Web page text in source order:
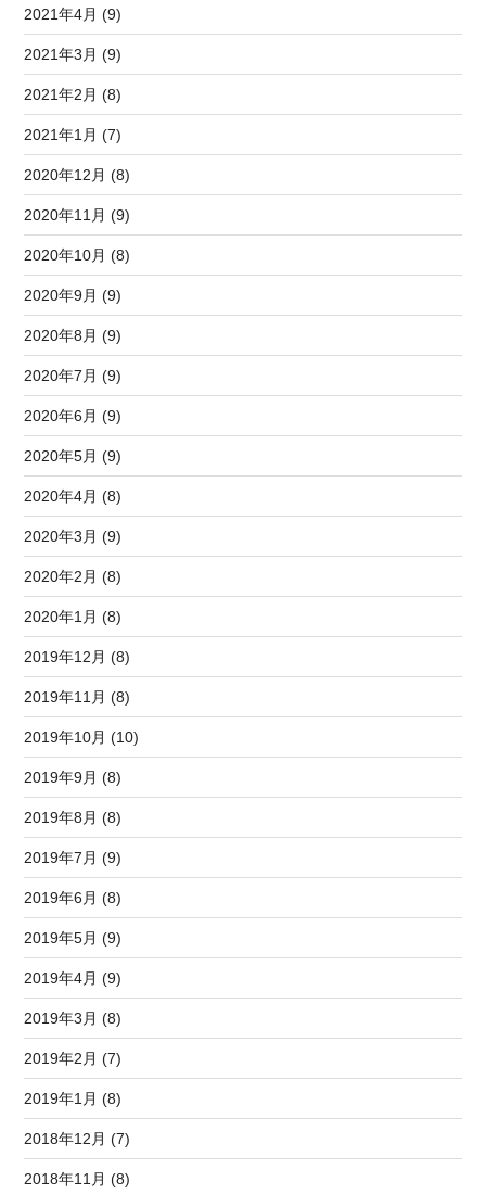
2021年4月 (9)
2021年3月 (9)
2021年2月 (8)
2021年1月 (7)
2020年12月 (8)
2020年11月 (9)
2020年10月 (8)
2020年9月 (9)
2020年8月 (9)
2020年7月 (9)
2020年6月 (9)
2020年5月 (9)
2020年4月 (8)
2020年3月 (9)
2020年2月 (8)
2020年1月 (8)
2019年12月 (8)
2019年11月 (8)
2019年10月 (10)
2019年9月 (8)
2019年8月 (8)
2019年7月 (9)
2019年6月 (8)
2019年5月 (9)
2019年4月 (9)
2019年3月 (8)
2019年2月 (7)
2019年1月 (8)
2018年12月 (7)
2018年11月 (8)